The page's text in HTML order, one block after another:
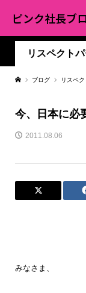
ピンク社長ブ
リスペクト
ブログ リスペ
今、日本に必
2011.08.06
みなさま、